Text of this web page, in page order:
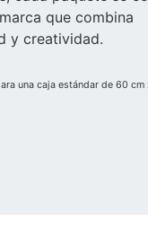
que combina
y creatividad.
una caja estándar de 60 cm